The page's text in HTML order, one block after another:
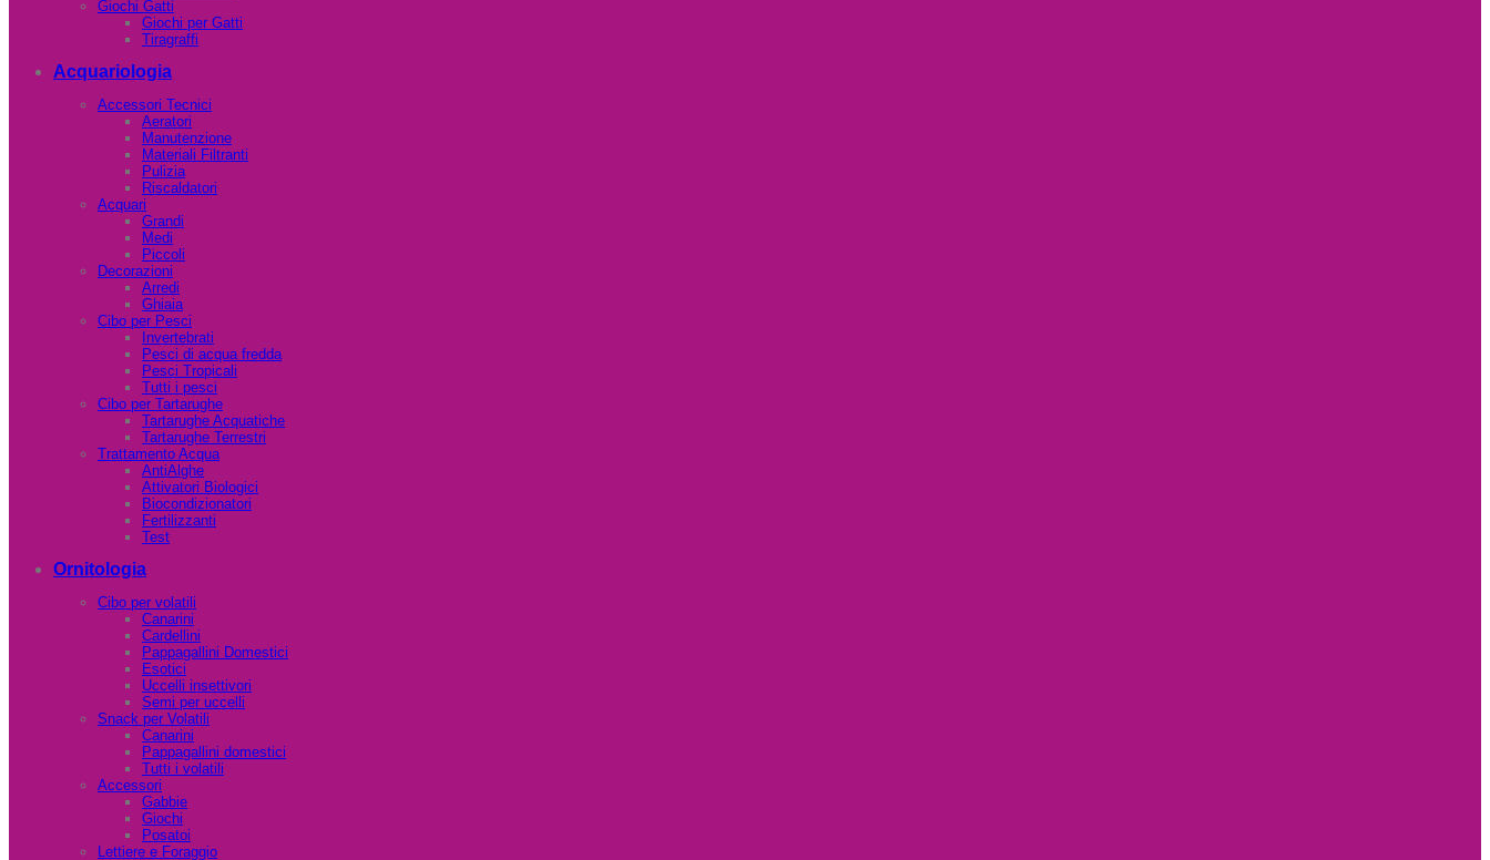
Giochi Gatti
Giochi per Gatti
Tiragraffi
Acquariologia
Accessori Tecnici
Aeratori
Manutenzione
Materiali Filtranti
Pulizia
Riscaldatori
Acquari
Grandi
Medi
Piccoli
Decorazioni
Arredi
Ghiaia
Cibo per Pesci
Invertebrati
Pesci di acqua fredda
Pesci Tropicali
Tutti i pesci
Cibo per Tartarughe
Tartarughe Acquatiche
Tartarughe Terrestri
Trattamento Acqua
AntiAlghe
Attivatori Biologici
Biocondizionatori
Fertilizzanti
Test
Ornitologia
Cibo per volatili
Canarini
Cardellini
Pappagallini Domestici
Esotici
Uccelli insettivori
Semi per uccelli
Snack per Volatili
Canarini
Pappagallini domestici
Tutti i volatili
Accessori
Gabbie
Giochi
Posatoi
Lettiere e Foraggio